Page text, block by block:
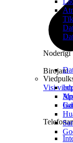
Birojam
Noderīgi
Visi